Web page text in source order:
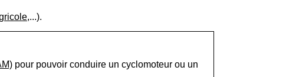
,...).
pour pouvoir conduire un cyclomoteur ou un